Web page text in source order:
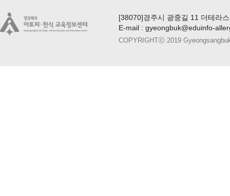
[38070]경주시 광중길 11 더테라
E-mail : gyeongbuk@eduinfo-
COPYRIGHTⓒ 2019